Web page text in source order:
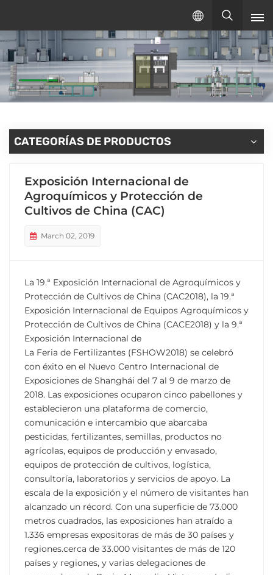
Español
español
English
русский
CATEGORÍAS DE PRODUCTOS
Exposición Internacional de
Agroquímicos y Protección de
Cultivos de China (CAC)
March 02, 2019
La 19.ª Exposición Internacional de Agroquímicos y
Protección de Cultivos de China (CAC2018), la 19.ª
Exposición Internacional de Equipos Agroquímicos y
Protección de Cultivos de China (CACE2018) y la 9.ª
Exposición Internacional de
La Feria de Fertilizantes (FSHOW2018) se celebró
con éxito en el Nuevo Centro Internacional de
Exposiciones de Shanghái del 7 al 9 de marzo de
2018. Las exposiciones ocuparon cinco pabellones y
establecieron una plataforma de comercio,
comunicación e intercambio que abarcaba
pesticidas, fertilizantes, semillas, productos no
agrícolas, equipos de producción y envasado,
equipos de protección de cultivos, logística,
consultoría, laboratorios y servicios de apoyo. La
escala de la exposición y el número de visitantes han
alcanzado un récord. Con una superficie de 73.000
metros cuadrados, las exposiciones han atraído a
1.336 empresas expositoras de más de 30 países y
regiones.cerca de 33.000 visitantes de más de 120
países y regiones, y varias delegaciones de